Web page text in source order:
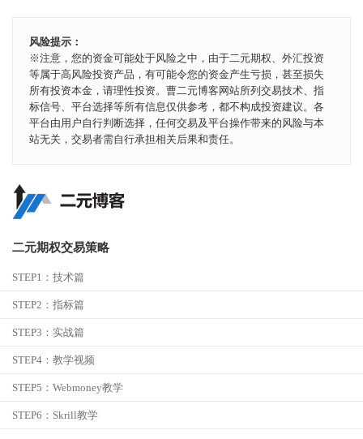
风险提示：
※注意，您的资金可能处于风险之中，由于二元期权、外汇投资
等属于高风险投资产品，有可能令您的资金产生亏损，甚至损失
所有投资本金，请理性投资。曹二元博客网站所列交易技术、指
标信号、平台选择等所有信息仅供参考，都不构成投资建议。各
平台由用户自行判断选择，任何交易及平台操作带来的风险与本
站无关，交易者需自行承担相关后果和责任。
二元期权交易策略
STEP1： 技术篇
STEP2： 指标篇
STEP3： 实战篇
STEP4： 教学视频
STEP5： Webmoney教学
STEP6： Skrill教学